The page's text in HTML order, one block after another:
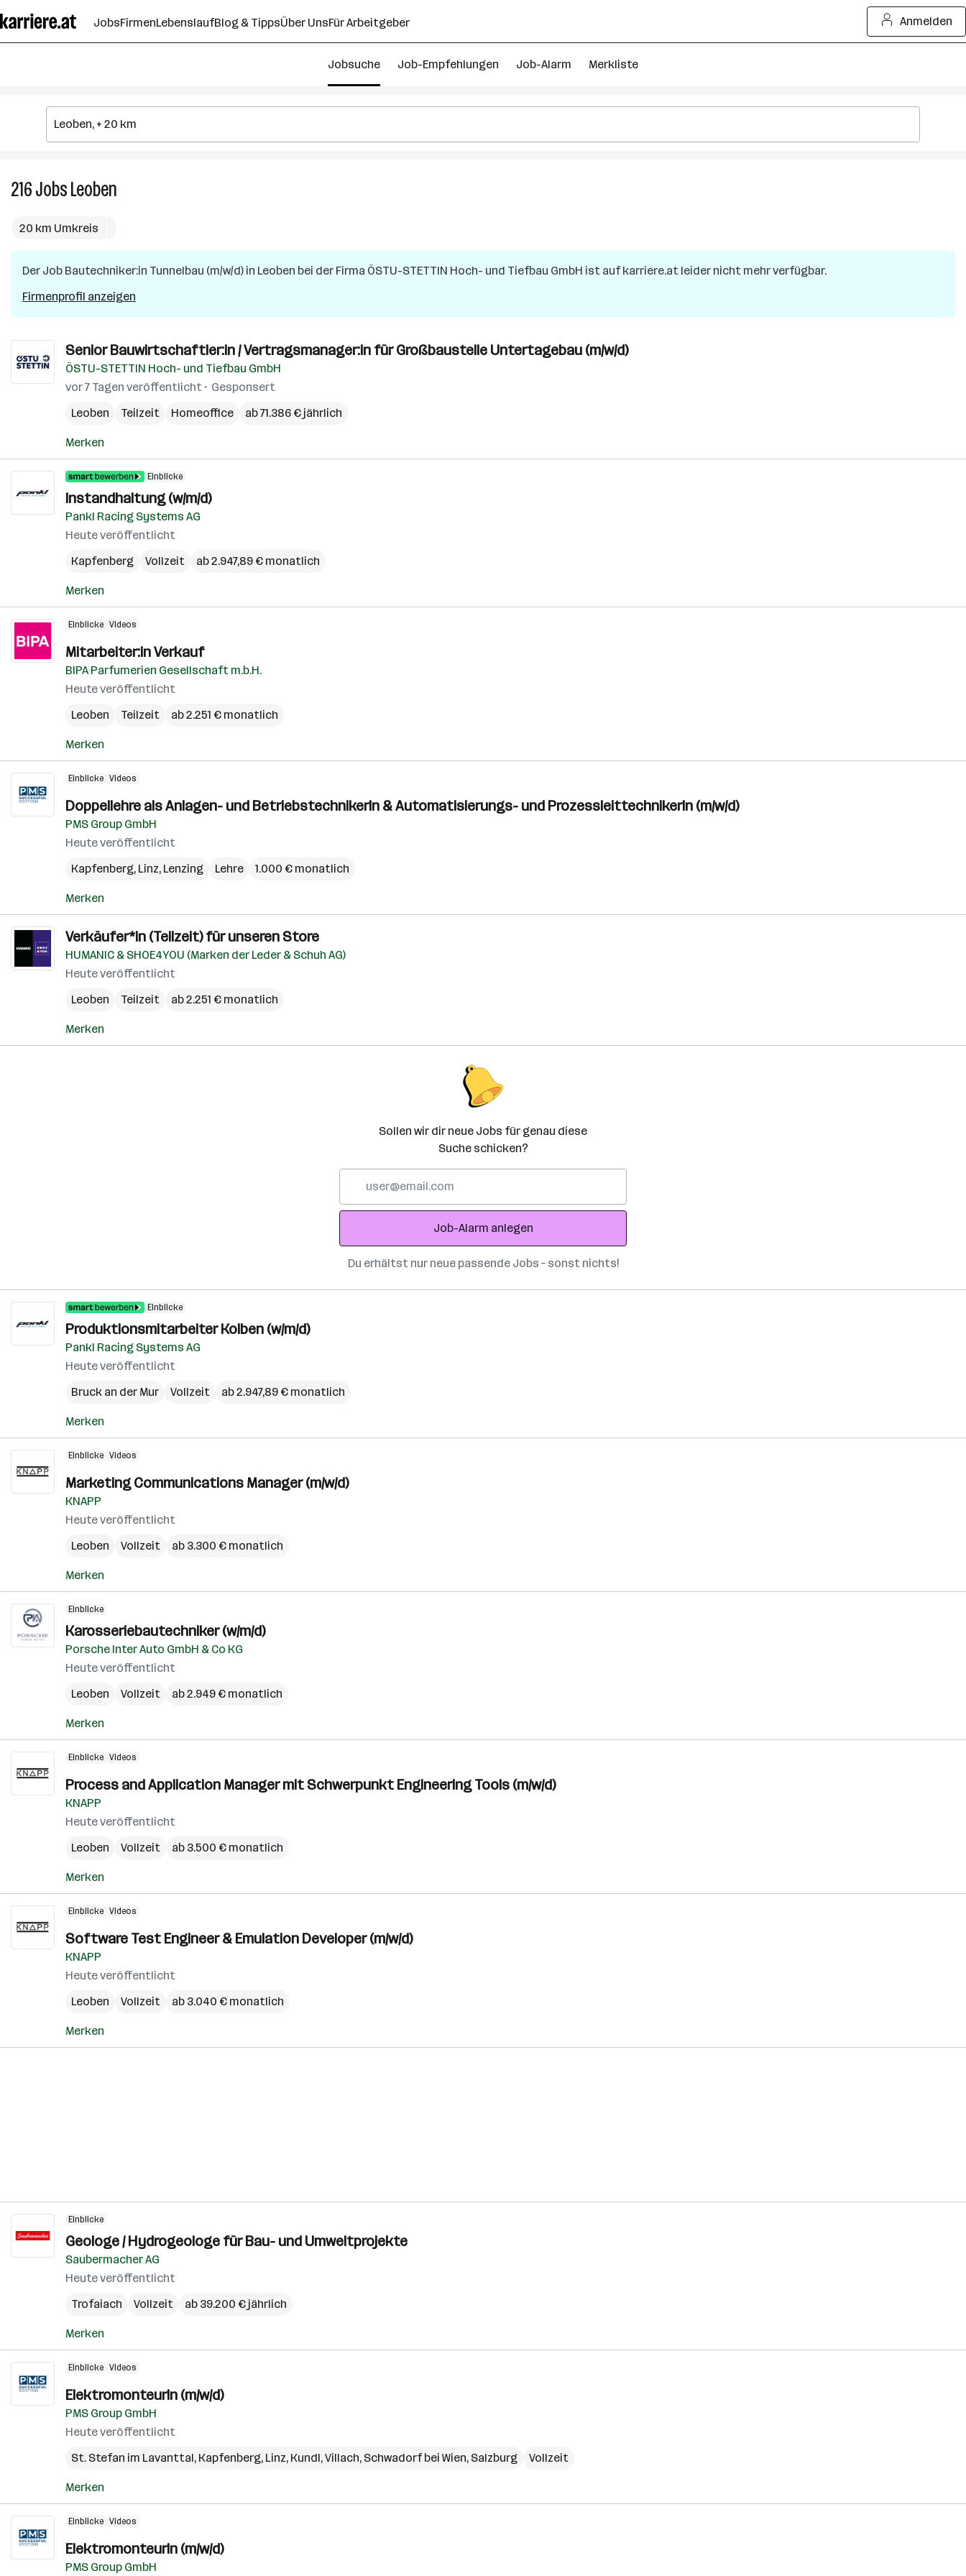
Seiteninhalt
springen
JobsFirmenLebenslaufBlog & TippsÜber UnsFür Arbeitgeber Anmelden
Jobsuche Job-Empfehlungen Job-Alarm Merkliste
216JobsLeoben
20 km Umkreis
Der Job Bautechniker:in Tunnelbau (m/w/d) in Leoben bei der Firma ÖSTU-STETTIN Hoch- und Tiefbau GmbH ist auf karriere.at leider nicht mehr verfügbar.
Firmenprofil anzeigen
Senior Bauwirtschaftler:in / Vertragsmanager:in für Großbaustelle Untertagebau (m/w/d)
ÖSTU-STETTIN Hoch- und Tiefbau GmbH
vor 7 Tagen veröffentlicht
Gesponsert
Leoben
Teilzeit Homeoffice ab 71.386 € jährlich
Merken
Einblicke
Instandhaltung (w/m/d)
Pankl Racing Systems AG
Heute veröffentlicht
Kapfenberg
Vollzeit ab 2.947,89 € monatlich
Merken
Einblicke Videos
Mitarbeiter:in Verkauf
BIPA Parfumerien Gesellschaft m.b.H.
Heute veröffentlicht
Leoben
Teilzeit ab 2.251 € monatlich
Merken
Einblicke Videos
Doppellehre als Anlagen- und BetriebstechnikerIn & Automatisierungs- und ProzessleittechnikerIn (m/w/d)
PMS Group GmbH
Heute veröffentlicht
Kapfenberg, Linz, Lenzing Lehre 1.000 € monatlich
Merken
Verkäufer*in (Teilzeit) für unseren Store
HUMANIC & SHOE4YOU (Marken der Leder & Schuh AG)
Heute veröffentlicht
Leoben
Teilzeit ab 2.251 € monatlich
Merken
Sollen wir dir neue Jobs für genau diese
Suche schicken?
Adresse
Job-Alarm anlegen
Du erhältst nur neue passende Jobs – sonst nichts!
Einblicke
Produktionsmitarbeiter Kolben (w/m/d)
Pankl Racing Systems AG
Heute veröffentlicht
Bruck an der Mur
Vollzeit ab 2.947,89 € monatlich
Merken
Einblicke Videos
Marketing Communications Manager (m/w/d)
KNAPP
Heute veröffentlicht
Leoben
Vollzeit ab 3.300 € monatlich
Merken
Einblicke
Karosseriebautechniker (w/m/d)
Porsche Inter Auto GmbH & Co KG
Heute veröffentlicht
Leoben
Vollzeit ab 2.949 € monatlich
Merken
Einblicke Videos
Process and Application Manager mit Schwerpunkt Engineering Tools (m/w/d)
KNAPP
Heute veröffentlicht
Leoben
Vollzeit ab 3.500 € monatlich
Merken
Einblicke Videos
Software Test Engineer & Emulation Developer (m/w/d)
KNAPP
Heute veröffentlicht
Leoben
Vollzeit ab 3.040 € monatlich
Merken
Einblicke
Geologe / Hydrogeologe für Bau- und Umweltprojekte
Saubermacher AG
Heute veröffentlicht
Trofaiach
Vollzeit ab 39.200 € jährlich
Merken
Einblicke Videos
ElektromonteurIn (m/w/d)
PMS Group GmbH
Heute veröffentlicht
St. Stefan im Lavanttal, Kapfenberg, Linz, Kundl,Villach, Schwadorf bei Wien, Salzburg Vollzeit
Merken
Einblicke Videos
ElektromonteurIn (m/w/d)
PMS Group GmbH